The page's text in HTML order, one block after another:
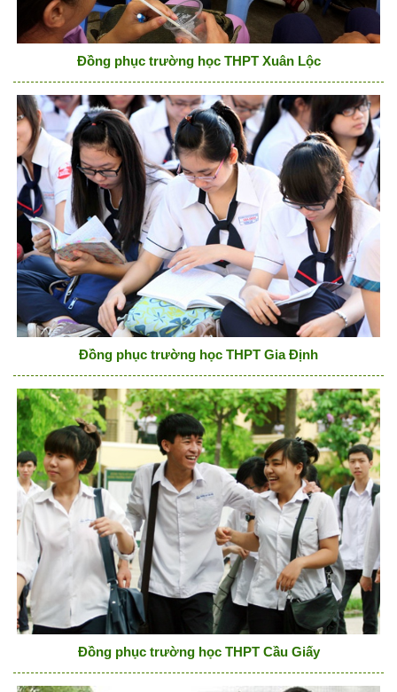
Đồng phục trường học THPT Xuân Lộc
Đồng phục trường học THPT Gia Định
Đồng phục trường học THPT Cầu Giấy